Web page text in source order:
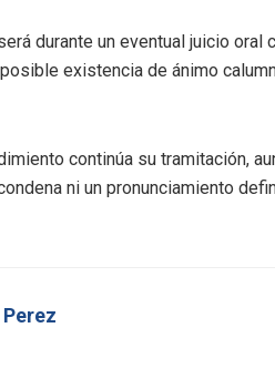
durante un eventual juicio
existencia de ánimo
continúa su tramitación,
ni un pronunciamiento